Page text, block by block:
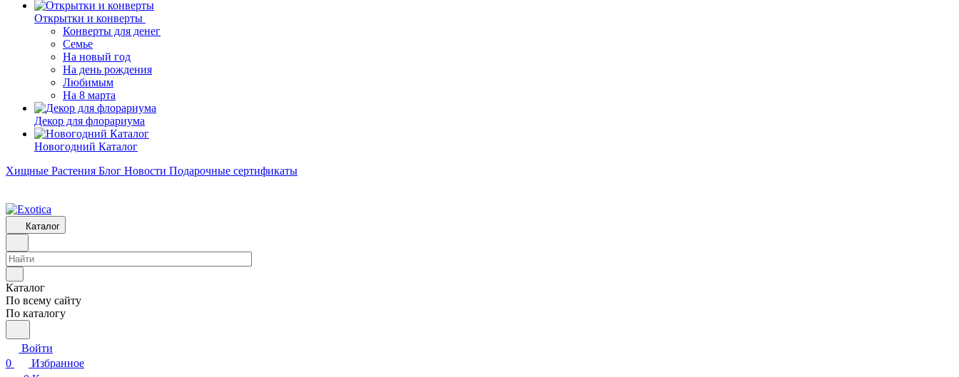
Открытки и конверты
Конверты для денег
Семье
На новый год
На день рождения
Любимым
На 8 марта
Декор для флорариума
Новогодний Каталог
Хищные Растения Блог Новости Подарочные сертификаты
Каталог
Каталог
По всему сайту
По каталогу
Войти
0
Избранное